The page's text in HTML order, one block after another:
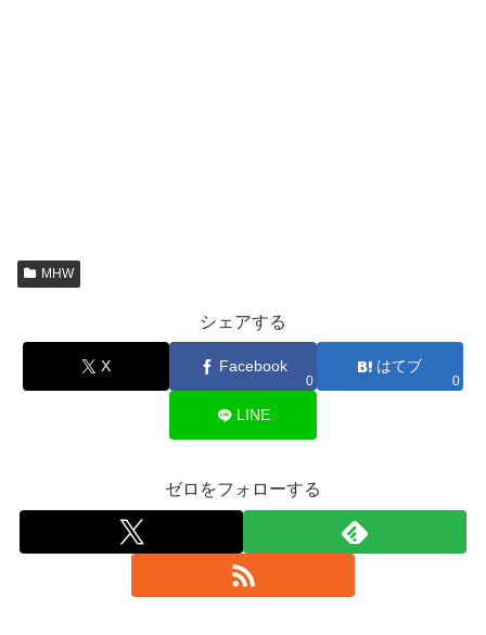
MHW
シェアする
X Facebook
0
はてブ
0
LINE
ゼロをフォローする